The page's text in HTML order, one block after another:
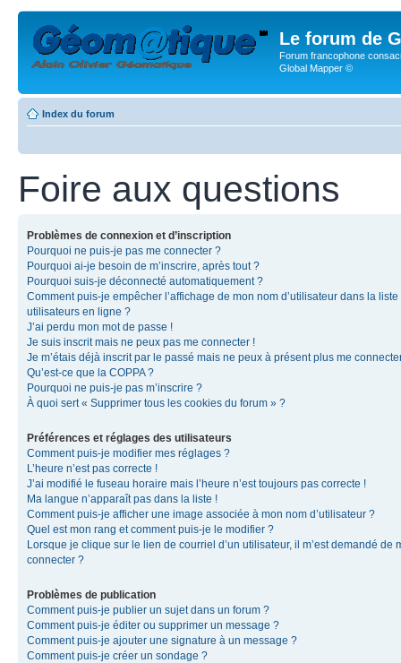
Le forum de
Forum francophone
Global Mapper ©
Index du forum
Foire aux questions
Problèmes de connexion et d’inscription
Pourquoi ne puis-je pas me connecter ?
Pourquoi ai-je besoin de m’inscrire, après tout ?
Pourquoi suis-je déconnecté automatiquement ?
Comment puis-je empêcher l’affichage de mon nom d’utilisateur dans la liste
utilisateurs en ligne ?
J’ai perdu mon mot de passe !
Je suis inscrit mais ne peux pas me connecter !
Je m’étais déjà inscrit par le passé mais ne peux à présent plus me
Qu’est-ce que la COPPA ?
Pourquoi ne puis-je pas m’inscrire ?
À quoi sert « Supprimer tous les cookies du forum » ?
Préférences et réglages des utilisateurs
Comment puis-je modifier mes réglages ?
L’heure n’est pas correcte !
J’ai modifié le fuseau horaire mais l’heure n’est toujours pas correcte !
Ma langue n’apparaît pas dans la liste !
Comment puis-je afficher une image associée à mon nom d’utilisateur ?
Quel est mon rang et comment puis-je le modifier ?
Lorsque je clique sur le lien de courriel d’un utilisateur, il m’est demandé de
connecter ?
Problèmes de publication
Comment puis-je publier un sujet dans un forum ?
Comment puis-je éditer ou supprimer un message ?
Comment puis-je ajouter une signature à un message ?
Comment puis-je créer un sondage ?